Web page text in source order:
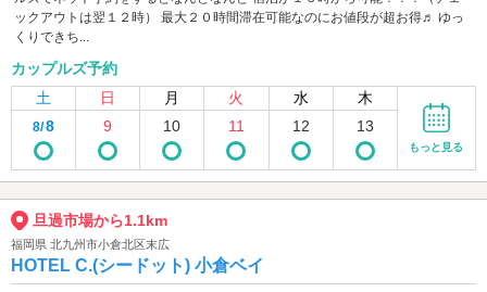
ックアウトは翌１２時） 最大２０時間滞在可能なのにお値段が超お得♬ ゆっ
くりできち...
カップルズ予約
土
日 月 火 水 木
8/8 9 10 11 12 13
もっと見る
旦過市場から1.1km
福岡県 北九州市小倉北区末広
HOTEL C.(シードット) 小倉ベイ